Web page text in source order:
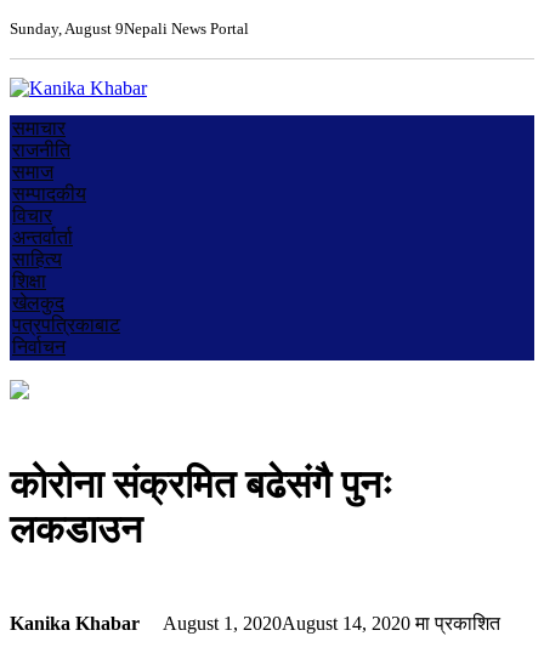
Sunday, August 9Nepali News Portal
समाचार
राजनीति
समाज
सम्पादकीय
विचार
अन्तर्वार्ता
साहित्य
शिक्षा
खेलकुद
पत्रपत्रिकाबाट
निर्वाचन
कोरोना संक्रमित बढेसंगै पुनः
लकडाउन
Kanika Khabar August 1, 2020August 14, 2020मा प्रकाशित